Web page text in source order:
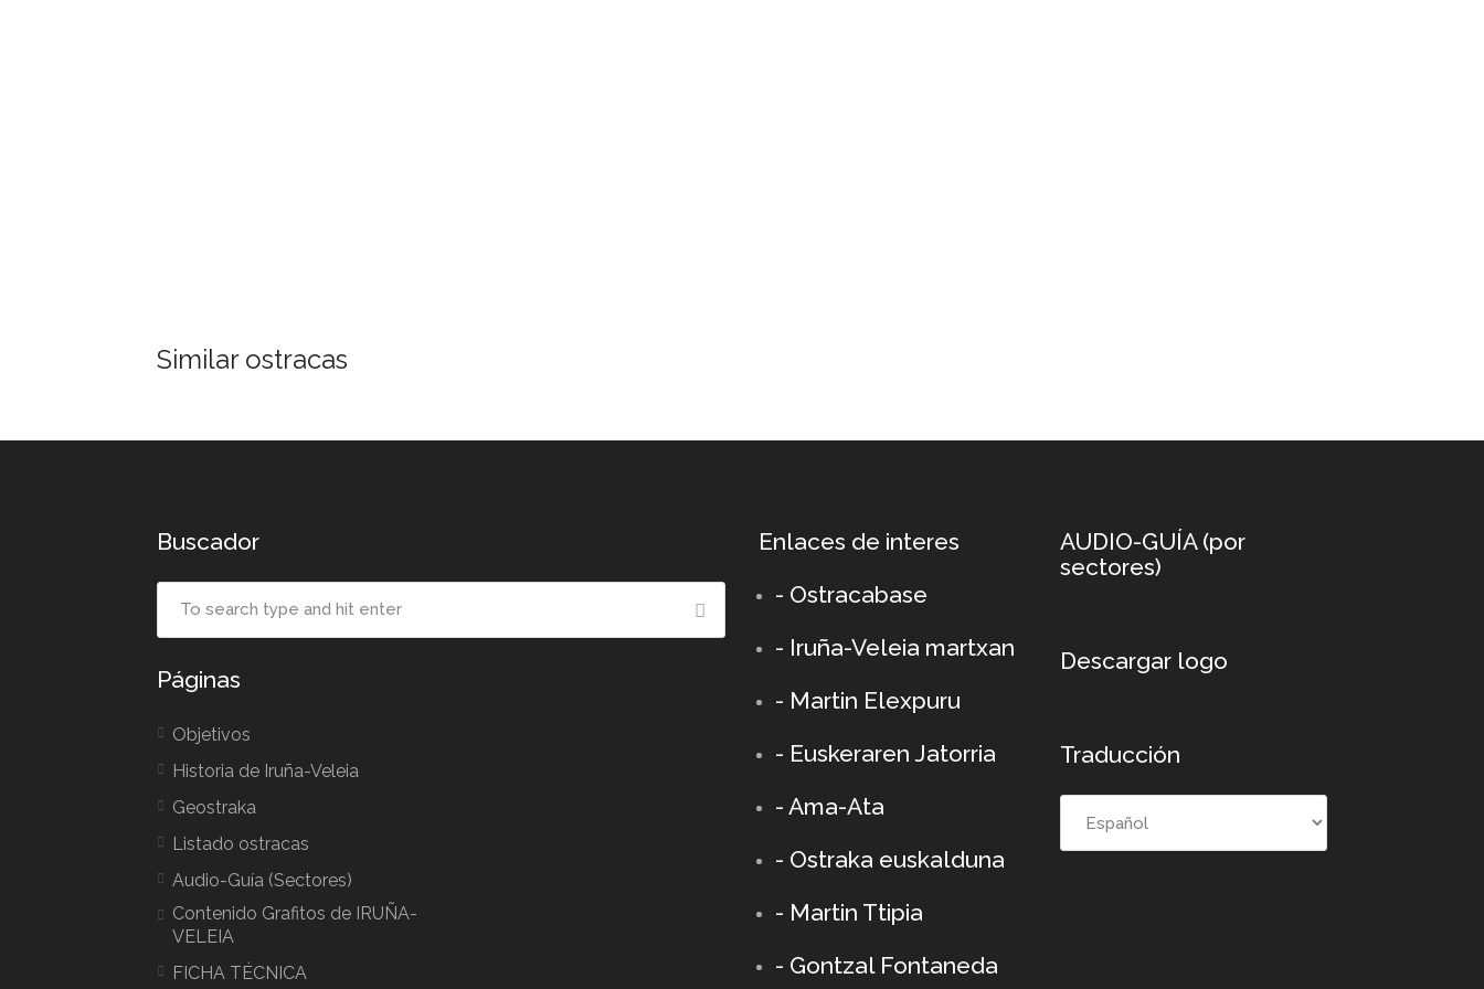
Similar ostracas
Buscador
Páginas
Objetivos
Historia de Iruña-Veleia
Geostraka
Listado ostracas
Audio-Guía (Sectores)
Contenido Grafitos de IRUÑA-
VELEIA
FICHA TÉCNICA
Enlaces de interes
- Ostracabase
- Iruña-Veleia martxan
- Martin Elexpuru
- Euskeraren Jatorria
- Ama-Ata
- Ostraka euskalduna
- Martin Ttipia
- Gontzal Fontaneda
AUDIO-GUÍA (por
sectores)
Descargar logo
Traducción